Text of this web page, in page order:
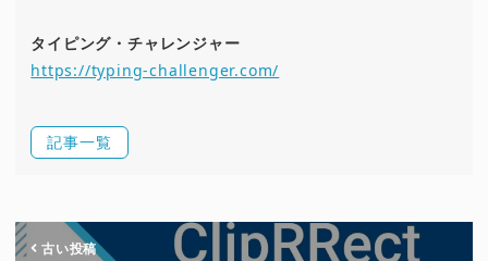
タイピング・チャレンジャー
https://typing-challenger.com/
記事一覧
古い投稿